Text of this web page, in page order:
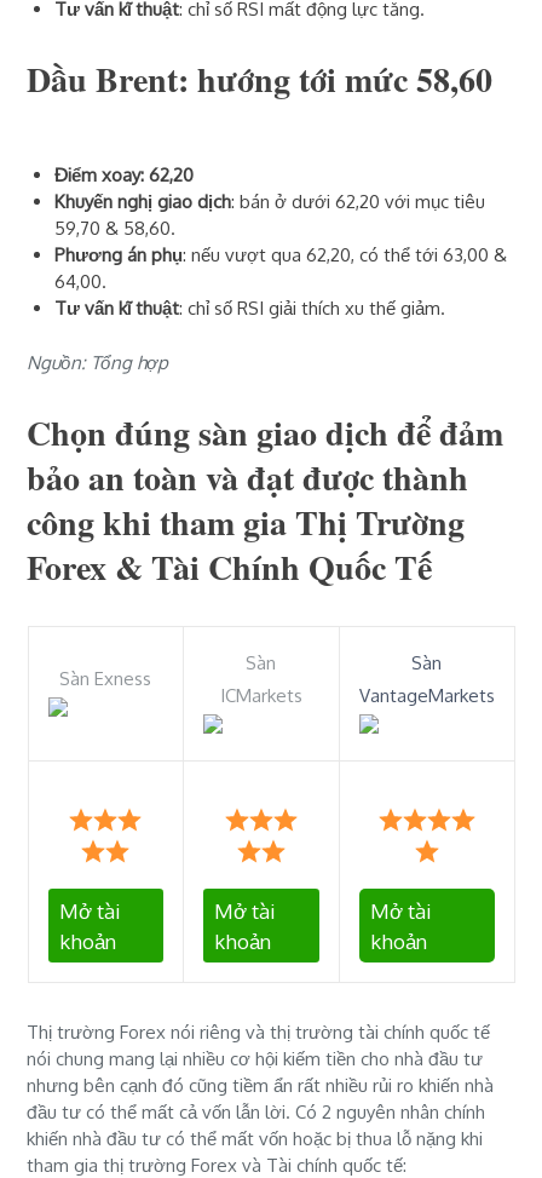
Tư vấn kĩ thuật: chỉ số RSI mất động lực tăng.
Dầu Brent: hướng tới mức 58,60
Điểm xoay: 62,20
Khuyến nghị giao dịch: bán ở dưới 62,20 với mục tiêu
59,70 & 58,60.
Phương án phụ: nếu vượt qua 62,20, có thể tới 63,00 &
64,00.
Tư vấn kĩ thuật: chỉ số RSI giải thích xu thế giảm.
Nguồn: Tổng hợp
Chọn đúng sàn giao dịch để đảm
bảo an toàn và đạt được thành
công khi tham gia Thị Trường
Forex & Tài Chính Quốc Tế
Sàn Exness
Sàn
ICMarkets
Sàn
VantageMarkets
Mở tài
khoản
Mở tài
khoản
Mở tài
khoản
Thị trường Forex nói riêng và thị trường tài chính quốc tế
nói chung mang lại nhiều cơ hội kiếm tiền cho nhà đầu tư
nhưng bên cạnh đó cũng tiềm ẩn rất nhiều rủi ro khiến nhà
đầu tư có thể mất cả vốn lẫn lời. Có 2 nguyên nhân chính
khiến nhà đầu tư có thể mất vốn hoặc bị thua lỗ nặng khi
tham gia thị trường Forex và Tài chính quốc tế: